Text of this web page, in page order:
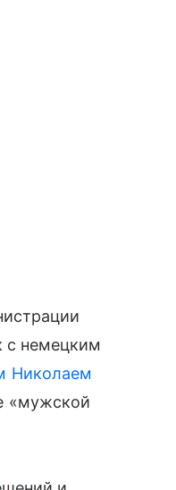
с немецким
Николаем
«мужской